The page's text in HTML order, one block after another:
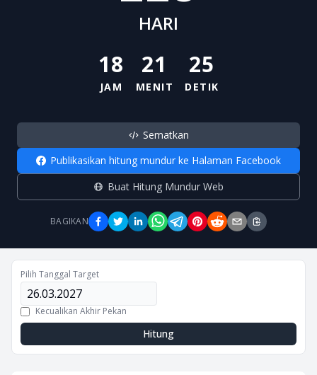
HARI
18
JAM
21
MENIT
25
DETIK
Sematkan
Publikasikan hitung mundur ke Halaman Facebook
Buat Hitung Mundur Web
BAGIKAN
Pilih Tanggal Target
Kecualikan Akhir Pekan
Hitung